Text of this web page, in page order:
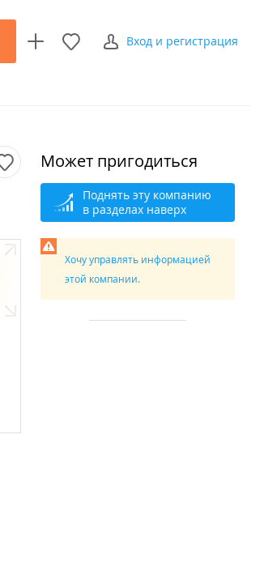
Вход и регистрация
Может пригодиться
Поднять эту компанию
в разделах наверх
Хочу управлять информацией
этой компании.